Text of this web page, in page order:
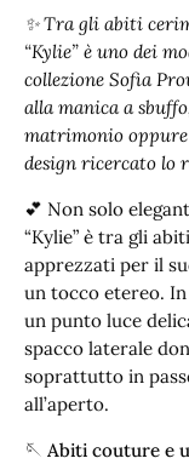
✨ Tra gli abiti
“Kylie” è uno dei
collezione Sofia
alla manica a
matrimonio
design ricercato lo
💕 Non solo
“Kylie” è tra gli
apprezzati per il
un tocco etereo.
un punto luce
spacco laterale
soprattutto in
all’aperto.
🪡 Abiti couture e